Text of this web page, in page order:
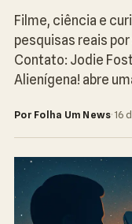
Filme, ciência e
pesquisas reais
Contato: Jodie
Alienígena! abre
Por Folha Um News· 16